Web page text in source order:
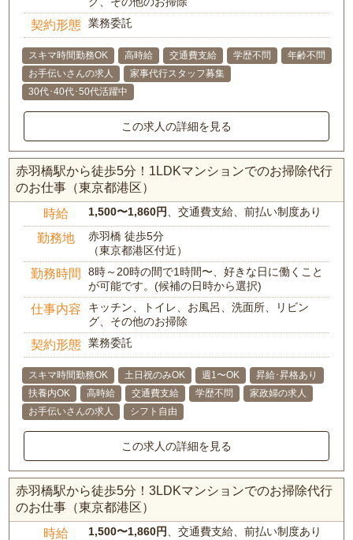
契約形態 業務委託
スキマ時間勤務OK 高時給 交通費支給 学歴不問
年齢不問
お手伝いさんの求人
家事代行スタッフ募集
30代･40代･50代活躍中
この求人の詳細を見る
赤羽橋駅から徒歩5分！1LDKマンションでのお掃除代行
のお仕事（東京都港区）
時給 1,500〜1,860円、交通費支給、前払い制度あり
勤務地
赤羽橋 徒歩5分
（東京都港区付近）
勤務時間
8時～20時の間で1時間〜、好きな日に働くこと
が可能です。(候補の日時から選択)
仕事内容
キッチン、トイレ、お風呂、洗面所、リビン
グ、その他のお掃除
契約形態 業務委託
スキマ時間勤務OK 土日祝のみOK 週1〜OK
昇給･昇格あり
扶養内OK
高時給 交通費支給 学歴不問
家政婦の求人
お手伝いさんの求人
シフト自由
この求人の詳細を見る
赤羽橋駅から徒歩5分！3LDKマンションでのお掃除代行
のお仕事（東京都港区）
時給 1,500〜1,860円、交通費支給、前払い制度あり